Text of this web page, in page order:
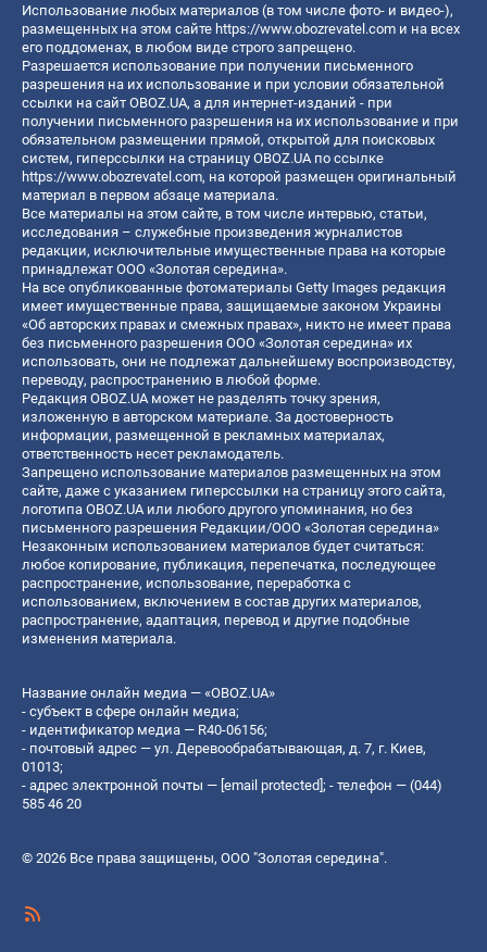
Использование любых материалов (в том числе фото- и видео-),
размещенных на этом сайте https://www.obozrevatel.com и на всех
его поддоменах, в любом виде строго запрещено.
Разрешается использование при получении письменного
разрешения на их использование и при условии обязательной
ссылки на сайт OBOZ.UA, а для интернет-изданий - при
получении письменного разрешения на их использование и при
обязательном размещении прямой, открытой для поисковых
систем, гиперссылки на страницу OBOZ.UA по ссылке
https://www.obozrevatel.com, на которой размещен оригинальный
материал в первом абзаце материала.
Все материалы на этом сайте, в том числе интервью, статьи,
исследования – служебные произведения журналистов
редакции, исключительные имущественные права на которые
принадлежат ООО «Золотая середина».
На все опубликованные фотоматериалы Getty Images редакция
имеет имущественные права, защищаемые законом Украины
«Об авторских правах и смежных правах», никто не имеет права
без письменного разрешения ООО «Золотая середина» их
использовать, они не подлежат дальнейшему воспроизводству,
переводу, распространению в любой форме.
Редакция OBOZ.UA может не разделять точку зрения,
изложенную в авторском материале. За достоверность
информации, размещенной в рекламных материалах,
ответственность несет рекламодатель.
Запрещено использование материалов размещенных на этом
сайте, даже с указанием гиперссылки на страницу этого сайта,
логотипа OBOZ.UA или любого другого упоминания, но без
письменного разрешения Редакции/ООО «Золотая середина»
Незаконным использованием материалов будет считаться:
любое копирование, публикация, перепечатка, последующее
распространение, использование, переработка с
использованием, включением в состав других материалов,
распространение, адаптация, перевод и другие подобные
изменения материала.
Название онлайн медиа — «OBOZ.UA»
- субъект в сфере онлайн медиа;
- идентификатор медиа — R40-06156;
- почтовый адрес — ул. Деревообрабатывающая, д. 7, г. Киев,
01013;
- адрес электронной почты — [email protected] ; - телефон — (044)
585 46 20
© 2026 Все права защищены, ООО "Золотая середина".